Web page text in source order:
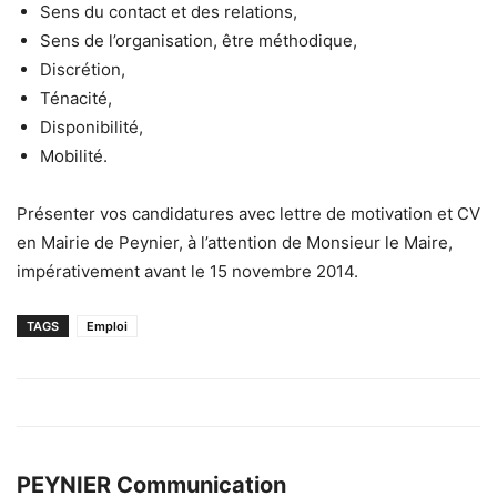
Sens du contact et des relations,
Sens de l’organisation, être méthodique,
Discrétion,
Ténacité,
Disponibilité,
Mobilité.
Présenter vos candidatures avec lettre de motivation et CV
en Mairie de Peynier, à l’attention de Monsieur le Maire,
impérativement avant le 15 novembre 2014.
TAGS Emploi
PEYNIER Communication